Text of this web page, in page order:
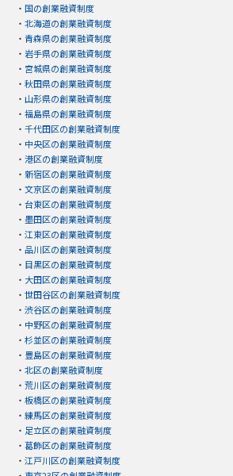
・ 国の創業融資制度
・ 北海道の創業融資制度
・ 青森県の創業融資制度
・ 岩手県の創業融資制度
・ 宮城県の創業融資制度
・ 秋田県の創業融資制度
・ 山形県の創業融資制度
・ 福島県の創業融資制度
・ 千代田区の創業融資制度
・ 中央区の創業融資制度
・ 港区の創業融資制度
・ 新宿区の創業融資制度
・ 文京区の創業融資制度
・ 台東区の創業融資制度
・ 墨田区の創業融資制度
・ 江東区の創業融資制度
・ 品川区の創業融資制度
・ 目黒区の創業融資制度
・ 大田区の創業融資制度
・ 世田谷区の創業融資制度
・ 渋谷区の創業融資制度
・ 中野区の創業融資制度
・ 杉並区の創業融資制度
・ 豊島区の創業融資制度
・ 北区の創業融資制度
・ 荒川区の創業融資制度
・ 板橋区の創業融資制度
・ 練馬区の創業融資制度
・ 足立区の創業融資制度
・ 葛飾区の創業融資制度
・ 江戸川区の創業融資制度